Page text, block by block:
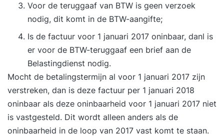
Voor de teruggaaf van BTW is geen verzoek
nodig, dit komt in de BTW-aangifte;
Is de factuur voor 1 januari 2017 oninbaar, danl is
er voor de BTW-teruggaaf een brief aan de
Belastingdienst nodig.
Mocht de betalingstermijn al voor 1 januari 2017 zijn
verstreken, dan is deze factuur per 1 januari 2018
oninbaar als deze oninbaarheid voor 1 januari 2017 niet
is vastgesteld. Dit wordt alleen anders als de
oninbaarheid in de loop van 2017 vast komt te staan.